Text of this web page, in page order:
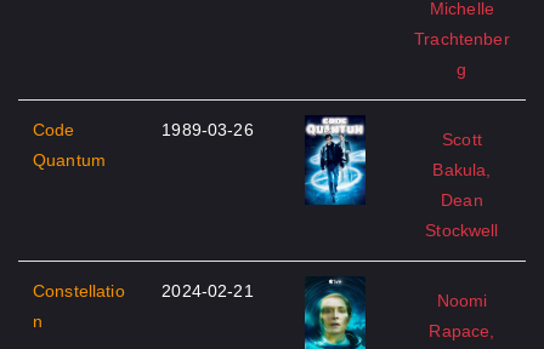
Michelle
Trachtenber
g
Code
Quantum
1989-03-26
Scott
Bakula,
Dean
Stockwell
Constellatio
n
2024-02-21
Noomi
Rapace,